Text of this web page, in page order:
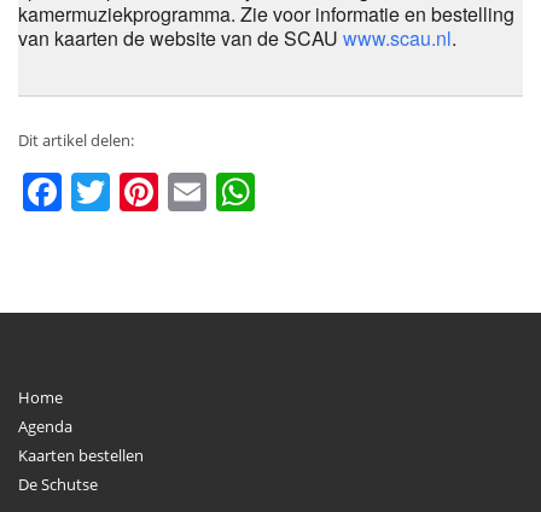
kamermuziekprogramma. Zie voor informatie en bestelling
van kaarten de website van de SCAU www.scau.nl.
Dit artikel delen:
Facebook
Twitter
Pinterest
Email
Home
Agenda
Kaarten bestellen
De Schutse